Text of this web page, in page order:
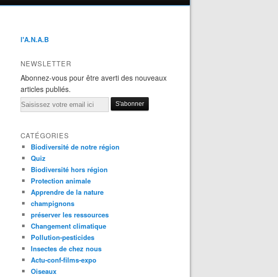
l'A.N.A.B
NEWSLETTER
Abonnez-vous pour être averti des nouveaux
articles publiés.
Email
CATÉGORIES
Biodiversité de notre région
Quiz
Biodiversité hors région
Protection animale
Apprendre de la nature
champignons
préserver les ressources
Changement climatique
Pollution-pesticides
Insectes de chez nous
Actu-conf-films-expo
Oiseaux